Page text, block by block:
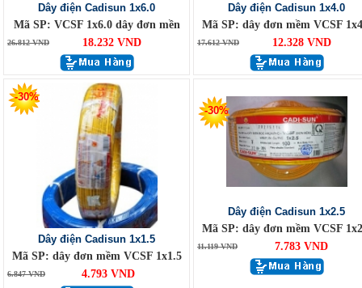
Dây điện Cadisun 1x6.0
Mã SP: VCSF 1x6.0 dây đơn mền
26.812 VND 18.232 VND
Dây điện Cadisun 1x4.0
Mã SP: dây đơn mềm VCSF
17.612 VND 12.328 VND
-30%
Dây điện Cadisun 1x1.5
Mã SP: dây đơn mềm VCSF 1x1.5
6.847 VND 4.793 VND
-30%
Dây điện Cadisun 1x2.5
Mã SP: dây đơn mềm VCSF
11.119 VND 7.783 VND